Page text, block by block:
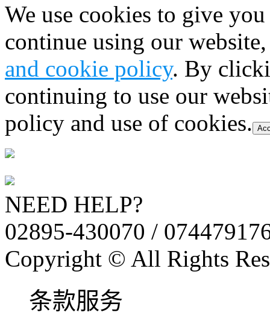
We use cookies to give
continue using our
and cookie policy. By
continuing to use our
policy and use of cookies.
NEED HELP?
02895-430070 /
Copyright © All Rights
条款服务